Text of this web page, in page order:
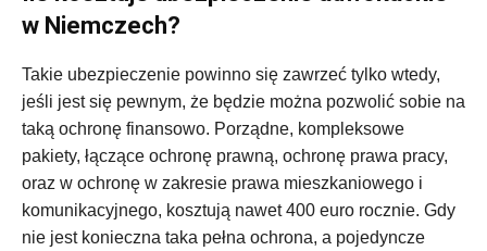
w Niemczech?
Takie ubezpieczenie powinno się zawrzeć tylko wtedy,
jeśli jest się pewnym, że będzie można pozwolić sobie na
taką ochronę finansowo. Porządne, kompleksowe
pakiety, łączące ochronę prawną, ochronę prawa pracy,
oraz w ochronę w zakresie prawa mieszkaniowego i
komunikacyjnego, kosztują nawet 400 euro rocznie. Gdy
nie jest konieczna taka pełna ochrona, a pojedyncze